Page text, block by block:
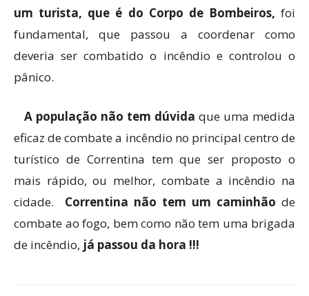
um turista, que é do Corpo de Bombeiros, foi
fundamental, que passou a coordenar como
deveria ser combatido o incêndio e controlou o
pânico.
A população não tem dúvida que uma medida
eficaz de combate a incêndio no principal centro de
turístico de Correntina tem que ser proposto o
mais rápido, ou melhor, combate a incêndio na
cidade. Correntina não tem um caminhão de
combate ao fogo, bem como não tem uma brigada
de incêndio, já passou da hora !!!